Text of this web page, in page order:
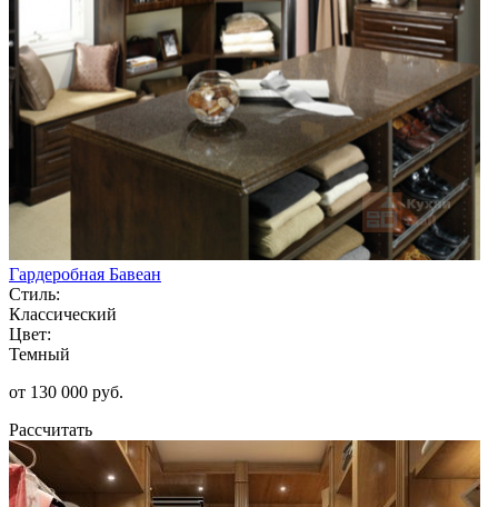
Гардеробная Бавеан
Стиль:
Классический
Цвет:
Темный
от 130 000 руб.
Рассчитать